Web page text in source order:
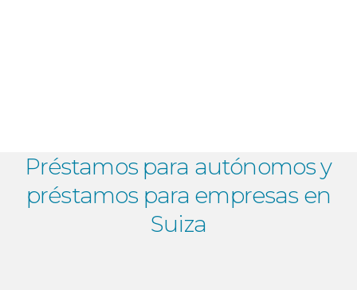
Préstamos para autónomos y
préstamos para empresas en
Suiza